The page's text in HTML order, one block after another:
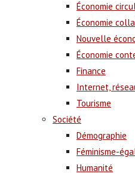
Économie
Économie
Nouvelle
Économie
Finance
Internet,
Tourisme
Société
Démographie
Féminisme-
Humanité